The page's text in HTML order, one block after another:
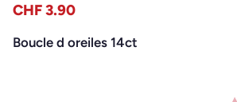
CHF 3.90
Boucle d oreiles 14ct